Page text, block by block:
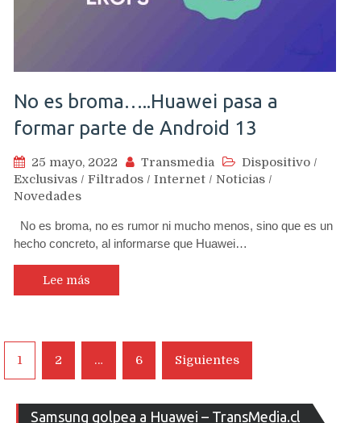
No es broma…..Huawei pasa a
formar parte de Android 13
25 mayo, 2022 Transmedia Dispositivo /
Exclusivas / Filtrados / Internet / Noticias /
Novedades
No es broma, no es rumor ni mucho menos, sino que es un
hecho concreto, al informarse que Huawei…
Lee más
Navegación
de
entradas
1 2 … 6 Siguientes
Samsung golpea a Huawei – TransMedia.cl